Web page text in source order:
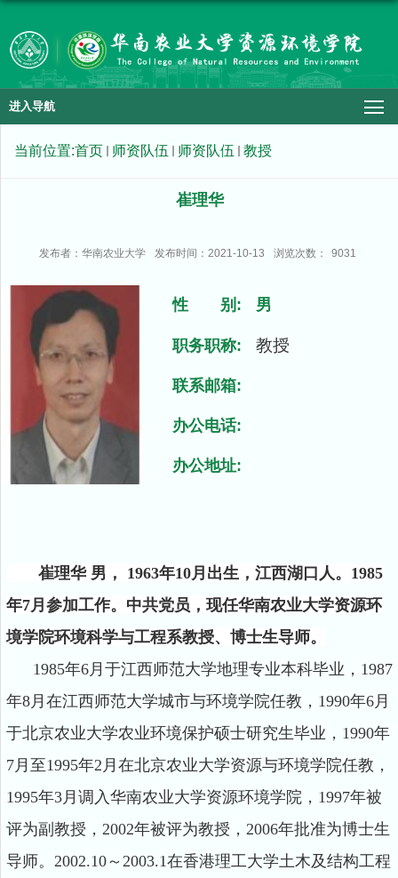
进入导航
当前位置:首页 师资队伍 师资队伍 教授
崔理华
发布者：华南农业大学 发布时间：2021-10-13 浏览次数： 9031
性 别: 男
职务职称: 教授
联系邮箱:
办公电话:
办公地址:
崔理华 男， 1963年10月出生，江西湖口人。1985
年7月参加工作。中共党员，现任华南农业大学资源环
境学院环境科学与工程系教授、博士生导师。
1985年6月于江西师范大学地理专业本科毕业，1987
年8月在江西师范大学城市与环境学院任教，1990年6月
于北京农业大学农业环境保护硕士研究生毕业，1990年
7月至1995年2月在北京农业大学资源与环境学院任教，
1995年3月调入华南农业大学资源环境学院，1997年被
评为副教授，2002年被评为教授，2006年批准为博士生
导师。2002.10～2003.1在香港理工大学土木及结构工程